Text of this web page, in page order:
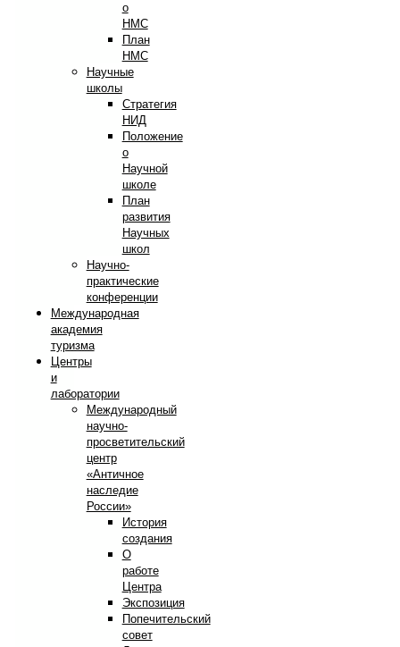
о
НМС
План
НМС
Научные
школы
Стратегия
НИД
Положение
о
Научной
школе
План
развития
Научных
школ
Научно-
практические
конференции
Международная
академия
туризма
Центры
и
лаборатории
Международный
научно-
просветительский
центр
«Античное
наследие
России»
История
создания
О
работе
Центра
Экспозиция
Попечительский
совет